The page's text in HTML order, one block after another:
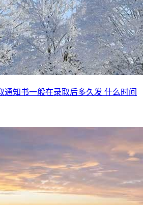
通知书一般在录取后多久发 什么时间